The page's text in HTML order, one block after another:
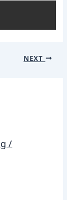
NEXT
/